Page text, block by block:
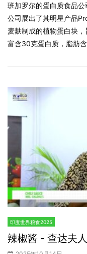
班加罗尔的蛋白质食品
公司展出了其明星产品
麦麸制成的植物蛋白块
富含30克蛋白质，脂肪
印度世界粮食2025
辣椒酱 - 查达夫